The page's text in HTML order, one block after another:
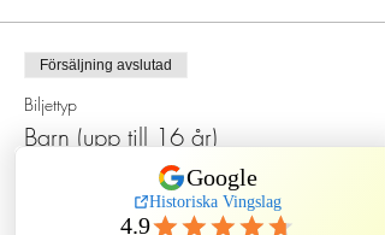
Försäljning avslutad
Biljettyp
Barn (upp till 16 år)
120,00 kr